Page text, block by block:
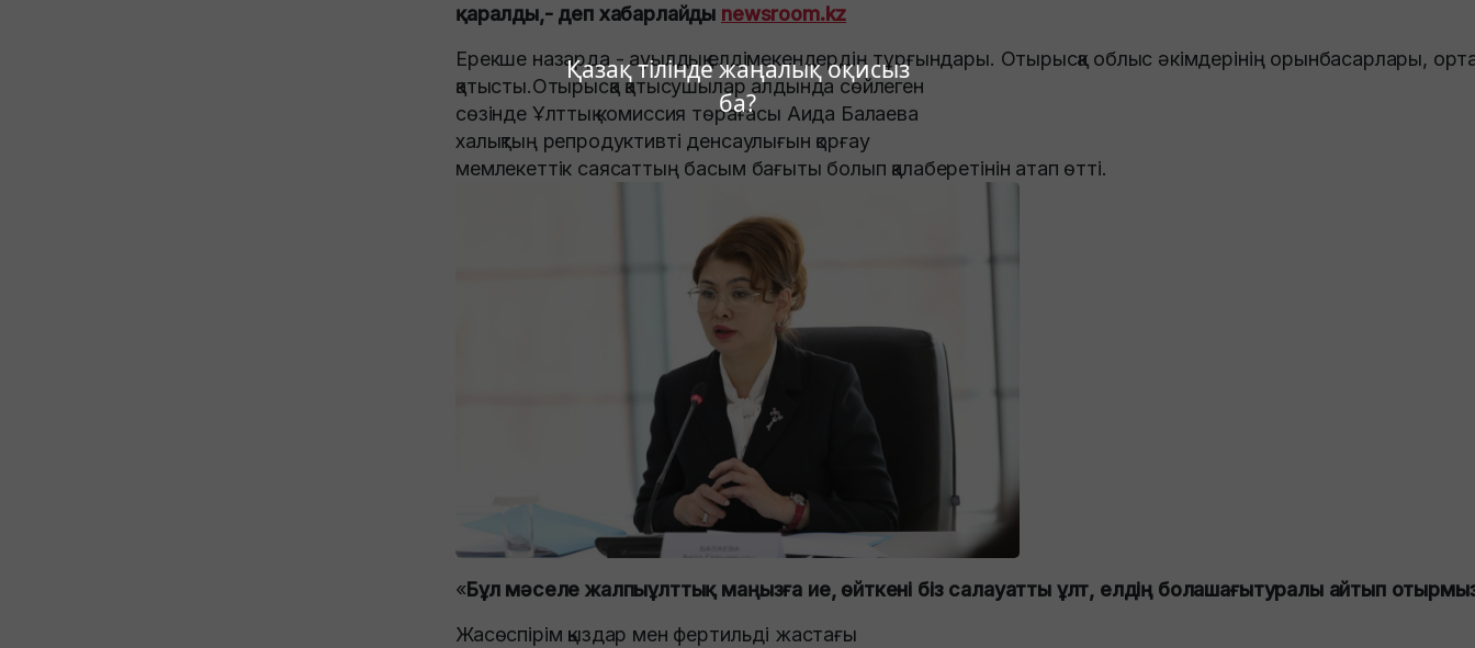
Қазақ тілінде жаңалық оқисыз
ба?
қаралды,- деп хабарлайды newsroom.kz
Ерекше назарда - ауылдық елдімекендердің тұрғындары. Отырысқа облыс әкімдерінің орынбасарлары,
қатысты.Отырысқа қатысушылар алдында сөйлеген
сөзінде Ұлттық комиссия төрағасы Аида Балаева
халықтың репродуктивті денсаулығын қорғау
мемлекеттік саясаттың басым бағыты болып қалаберетінін атап өтті.
«Бұл мәселе жалпыұлттық маңызға ие, өйткені біз салауатты ұлт, елдің болашағытуралы айтып
Жасөспірім қыздар мен фертильді жастағы